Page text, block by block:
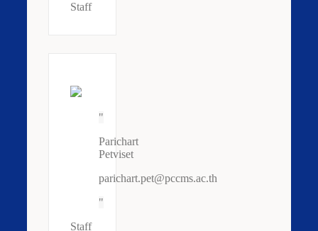
Staff
Parichart
Petviset
parichart.pet@pccms.ac.th
Staff